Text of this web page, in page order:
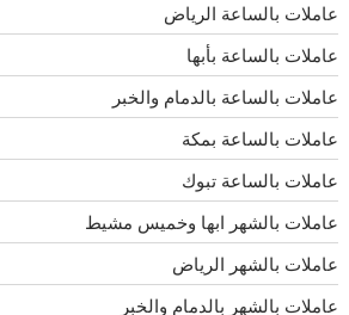
عاملات بالساعة الرياض
عاملات بالساعة بأبها
عاملات بالساعة بالدمام والخبر
عاملات بالساعة بمكة
عاملات بالساعة تبوك
عاملات بالشهر ابها وخميس مشيط
عاملات بالشهر الرياض
عاملات بالشهر بالدمام والخبر